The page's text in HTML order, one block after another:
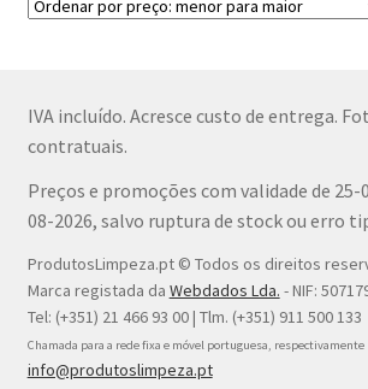
IVA incluído. Acresce custo de entrega.
contratuais.
Preços e promoções com validade de 25-
08-2026, salvo ruptura de stock ou erro
ProdutosLimpeza.pt © Todos os direitos
Marca registada da Webdados Lda. - NIF:
Tel: (+351) 21 466 93 00 | Tlm. (+351) 911 500 133
Chamada para a rede fixa e móvel portuguesa, respectivamente
info@produtoslimpeza.pt